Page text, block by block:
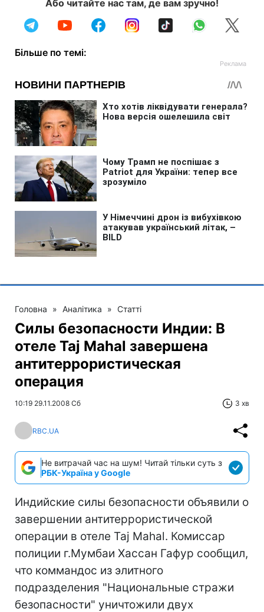
Або читайте нас там, де вам зручно!
Більше по темі:
Головна » Аналітика » Статті
Силы безопасности Индии: В
отеле Taj Мahal завершена
антитеррористическая
операция
10:19 29.11.2008 Сб 3 хв
RBC.UA
Не витрачай час на шум! Читай тільки суть з
РБК-Україна у Google
Индийские силы безопасности объявили о
завершении антитеррористической
операции в отеле Taj Mahal. Комиссар
полиции г.Мумбаи Хассан Гафур сообщил,
что коммандос из элитного
подразделения "Национальные стражи
безопасности" уничтожили двух